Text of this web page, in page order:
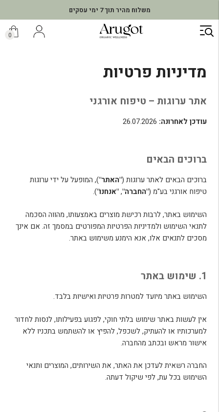
משלוח מהיר תוך 7 ימי עסקים
דילוג
לתוכן
0
מדיניות פרטיות
אתר ערוגות – טיפוח אורגני
עודכן לאחרונה:
ברוכים הבאים
ברוכים הבאים לאתר ערוגות ("האתר"), המופעל על ידי ערוגות
טיפוח אורגני בע"מ ("החברה","אנחנו").
השימוש באתר, לרבות רכישת מוצרים באמצעותו, מהווה הסכמה
לתנאי השימוש ולמדיניות הפרטיות המפורטים במסמך זה. אם אינך
מסכים לתנאים אלו, אנא הימנע משימוש באתר.
1. שימוש באתר
השימוש באתר מיועד למטרות פרטיות ואישיות בלבד.
אין לעשות באתר שימוש בלתי חוקי, לפגוע בפעילותו, לנסות לחדור
למערכותיו או להעתיק, לשכפל, להפיץ או להשתמש בתכניו ללא
אישור מראש ובכתב מהחברה.
החברה רשאית לעדכן את האתר, את השירותים, המוצרים ותנאי
השימוש בכל עת, לפי שיקול דעתה.